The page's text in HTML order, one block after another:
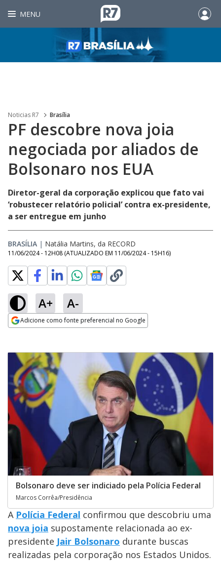
MENU
Noticias R7 Brasília
PF descobre nova joia
negociada por aliados de
Bolsonaro nos EUA
Diretor-geral da corporação explicou que fato vai
‘robustecer relatório policial’ contra ex-presidente,
a ser entregue em junho
BRASÍLIA | Natália Martins, da RECORD
11/06/2024 - 12H08 (ATUALIZADO EM 11/06/2024 - 15H16)
A+ A-
Adicione como fonte preferencial no Google
Bolsonaro deve ser indiciado pela Polícia Federal
Marcos Corrêa/Presidência
A Polícia Federal confirmou que descobriu uma
nova joia supostamente relacionada ao ex-
presidente Jair Bolsonaro durante buscas
realizadas pela corporação nos Estados Unidos.